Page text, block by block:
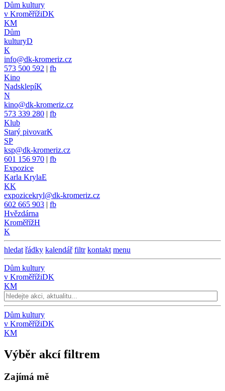
Dům kultury
v KroměřížiDK
KM
Dům
kulturyD
K
info@dk-kromeriz.cz
573 500 592 | fb
Kino
NadsklepíK
N
kino@dk-kromeriz.cz
573 339 280 | fb
Klub
Starý pivovarK
SP
ksp@dk-kromeriz.cz
601 156 970 | fb
Expozice
Karla KrylaE
KK
expozicekryl@dk-kromeriz.cz
602 665 903 | fb
Hvězdárna
KroměřížH
K
hledat řádky kalendář filtr kontakt menu
Dům kultury
v KroměřížiDK
KM
Dům kultury
v KroměřížiDK
KM
Výběr akcí filtrem
Zajímá mě